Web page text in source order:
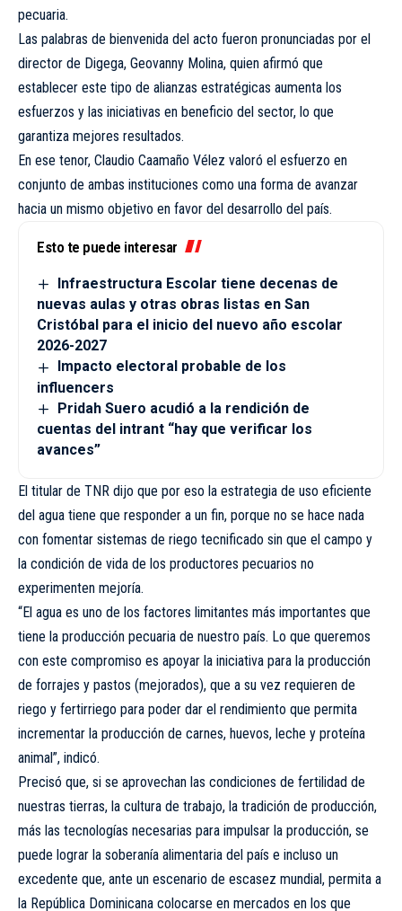
pecuaria.
Las palabras de bienvenida del acto fueron pronunciadas por el
director de Digega, Geovanny Molina, quien afirmó que
establecer este tipo de alianzas estratégicas aumenta los
esfuerzos y las iniciativas en beneficio del sector, lo que
garantiza mejores resultados.
En ese tenor, Claudio Caamaño Vélez valoró el esfuerzo en
conjunto de ambas instituciones como una forma de avanzar
hacia un mismo objetivo en favor del desarrollo del país.
Esto te puede interesar
Infraestructura Escolar tiene decenas de
nuevas aulas y otras obras listas en San
Cristóbal para el inicio del nuevo año escolar
2026-2027
Impacto electoral probable de los
influencers
Pridah Suero acudió a la rendición de
cuentas del intrant “hay que verificar los
avances”
El titular de TNR dijo que por eso la estrategia de uso eficiente
del agua tiene que responder a un fin, porque no se hace nada
con fomentar sistemas de riego tecnificado sin que el campo y
la condición de vida de los productores pecuarios no
experimenten mejoría.
“El agua es uno de los factores limitantes más importantes que
tiene la producción pecuaria de nuestro país. Lo que queremos
con este compromiso es apoyar la iniciativa para la producción
de forrajes y pastos (mejorados), que a su vez requieren de
riego y fertirriego para poder dar el rendimiento que permita
incrementar la producción de carnes, huevos, leche y proteína
animal”, indicó.
Precisó que, si se aprovechan las condiciones de fertilidad de
nuestras tierras, la cultura de trabajo, la tradición de producción,
más las tecnologías necesarias para impulsar la producción, se
puede lograr la soberanía alimentaria del país e incluso un
excedente que, ante un escenario de escasez mundial, permita a
la República Dominicana colocarse en mercados en los que